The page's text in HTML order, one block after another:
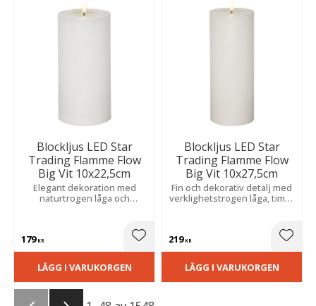
Blockljus LED Star
Trading Flamme Flow
Big Vit 10x22,5cm
Elegant dekoration med
naturtrogen låga och
och skapar dynamik i grupp.
179KR Lägg till i favoriter
LÄGG I VARUKORGEN
Blockljus LED Star
Trading Flamme Flow
Big Vit 10x27,5cm
Fin och dekorativ detalj med
verklighetstrogen låga, timer
219KR
LÄGG I VARUKORGEN